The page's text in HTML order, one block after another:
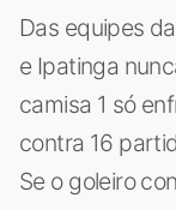
Das equipes
e Ipatinga
camisa 1 só
contra 16
Se o goleiro